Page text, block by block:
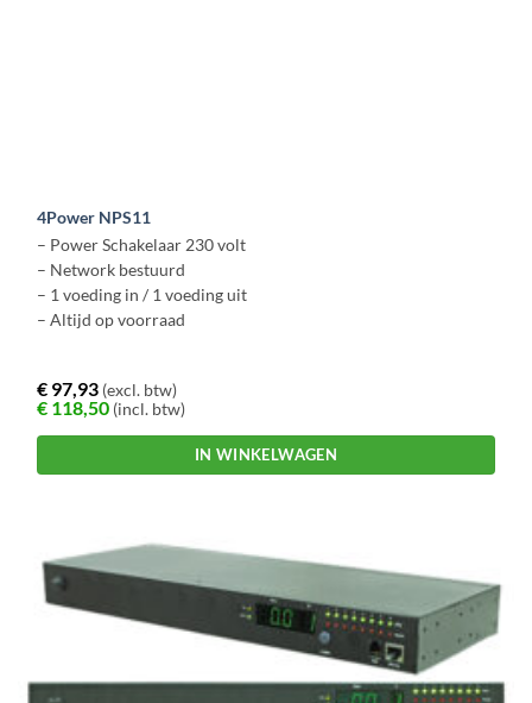
4Power NPS11
– Power Schakelaar 230 volt
– Network bestuurd
– 1 voeding in / 1 voeding uit
– Altijd op voorraad
€ 97,93 (excl. btw)
€ 118,50 (incl. btw)
IN WINKELWAGEN